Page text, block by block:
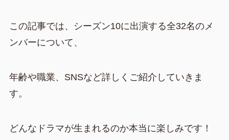
この記事では、シーズン10に出演する全32名のメ
ンバーについて、
年齢や職業、SNSなど詳しくご紹介していきま
す。
どんなドラマが生まれるのか本当に楽しみです！